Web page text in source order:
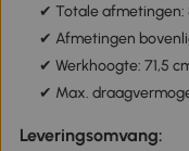
✔ Totale afmetingen:
✔ Afmetingen
✔ Werkhoogte: 71,5
✔ Max.
Leveringsomvang: